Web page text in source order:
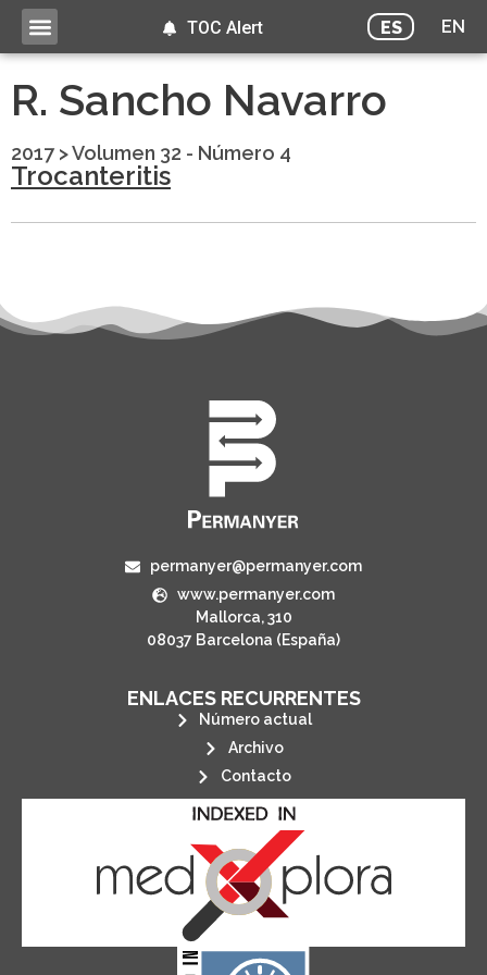
ES EN
TOC Alert
R. Sancho Navarro
2017 >Volumen 32 - Número 4
Trocanteritis
permanyer@permanyer.com
www.permanyer.com
Mallorca, 310
08037 Barcelona (España)
ENLACES RECURRENTES
Número actual
Archivo
Contacto